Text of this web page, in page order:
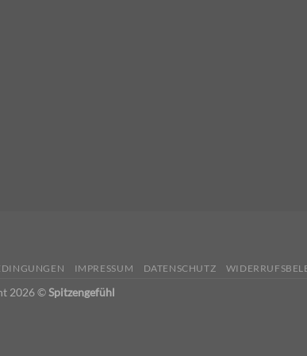
IMPRESSUM DATENSCHUTZ
2026 ©Spitzengefühl